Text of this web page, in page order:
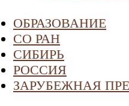
ОБРАЗОВАНИЕ
СО РАН
СИБИРЬ
РОССИЯ
ЗАРУБЕЖНАЯ